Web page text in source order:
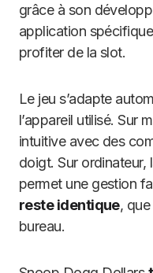
grâce à son
application
profiter de la slot.
Le jeu s’adapte
l’appareil utilisé. Sur
intuitive avec des
doigt. Sur ordinateur,
permet une gestion
reste identique,
bureau.